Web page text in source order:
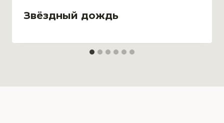
Звёздный дождь